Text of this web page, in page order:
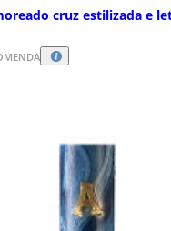
cruz estilizada e